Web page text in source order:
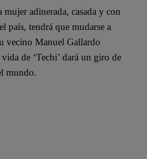
adinerada, casada y con
país, tendrá que mudarse a
vecino Manuel Gallardo
de ‘Techi’ dará un giro de
mundo.